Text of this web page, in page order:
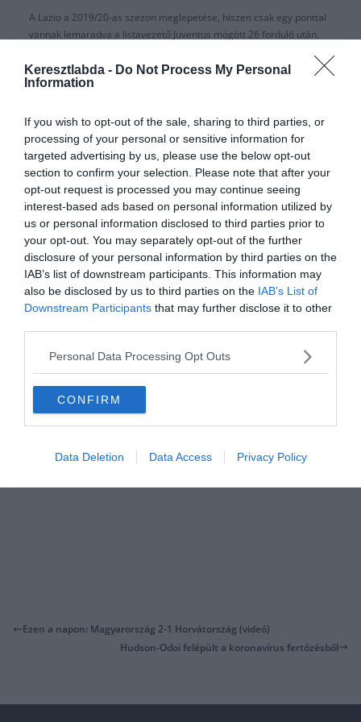
Keresztlabda - Do Not Process My Personal
Information
If you wish to opt-out of the sale, sharing to third parties, or
processing of your personal or sensitive information for
targeted advertising by us, please use the below opt-out
section to confirm your selection. Please note that after your
opt-out request is processed you may continue seeing
interest-based ads based on personal information utilized by
us or personal information disclosed to third parties prior to
your opt-out. You may separately opt-out of the further
disclosure of your personal information by third parties on the
IAB’s list of downstream participants. This information may
also be disclosed by us to third parties on the IAB’s List of
Downstream Participants that may further disclose it to other
Personal Data Processing Opt Outs
CONFIRM
Data Deletion Data Access Privacy Policy
A Lazio a 2019/20-as szezon meglepetése, hiszen csak egy ponttal
vannak lemaradva a listavezető Juventus mögött 26 forduló után.
A Serie A jelenleg felfüggesztve a koronavírus miatt, így az elnök,
Claudio Lotito és a sportigazgató, Igli Tare elkezdett dolgozni a
A Gazzetta dello Sport újságírója, Nicoló Schira
szerint a Lazio az
albániai kapusnak évi 2 millió eurót ajánl 2025-aig.
A 25 éves kapus 9 kapott gól nélküli meccsnél tart a bajnokságban,
és csak 23 gólt kapott eddig.
A pálya másik oldalán az olasz válogatott Immobile több nagy
csapat figyelmét is felkeltette újabb remek szezonjával.
A 30 éves játékos jelenlegi szerződése 2023 júniusában jár le, de
Schira szerint a klub egy évvel meg akarja hosszabbítani és
fizetését felemelnék évi 4 millió euróra (jelenleg 2,5 milliót keres
Ezen a napon: Magyarország 2-1 Horvátország (videó)
Hudson-Odoi felépült a koronavírus fertőzésből